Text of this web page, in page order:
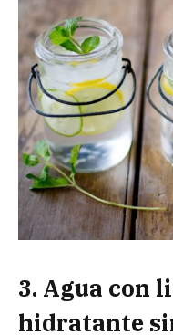
3. Agua con
hidratante